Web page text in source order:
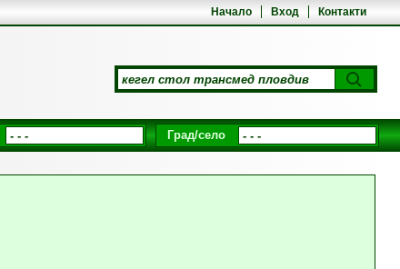
Начало Вход Контакти
Град/село